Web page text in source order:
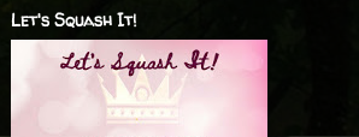
Let's Squash It!